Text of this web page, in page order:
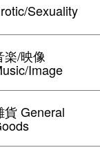
Sexuality
楽/映像
Image
貨 General